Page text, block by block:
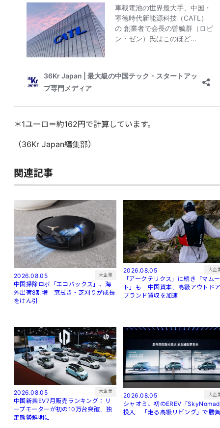
＊1ユーロ＝約162円で計算しています。
（36Kr Japan編集部）
関連記事
2026.08.05 大企業
中国掃除ロボ「エコバックス」、海
外出荷8割増 窓拭き・芝刈りが成長
をけん引
2026.08.05 大企
「アークテリクス」に続き「マムー
ト」も 中国資本、高級アウトド
ブランド買収を加速
2026.08.05 大企業
中国新興EV7月販売ランキング：リ
ープモーターが初の10万台突破、独
走態勢鮮明に
2026.08.05 大企
シャオミ、初のEREV「
投入 「走る高級リビング」で勝